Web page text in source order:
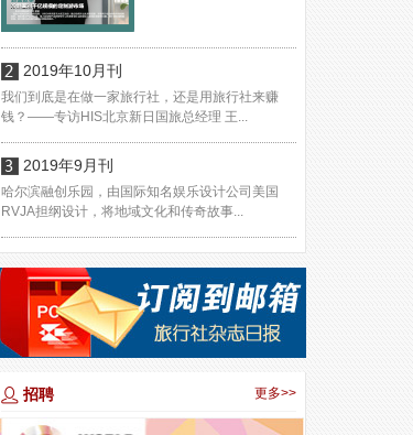
2019年10月刊
我们到底是在做一家旅行社，还是用旅行社来赚
钱？——专访HIS北京新日国旅总经理 王...
2019年9月刊
哈尔滨融创乐园，由国际知名娱乐设计公司美国
RVJA担纲设计，将地域文化和传奇故事...
更多>>
招聘